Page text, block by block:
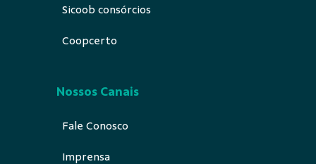
Sicoob consórcios
Coopcerto
Nossos Canais
Fale Conosco
Imprensa